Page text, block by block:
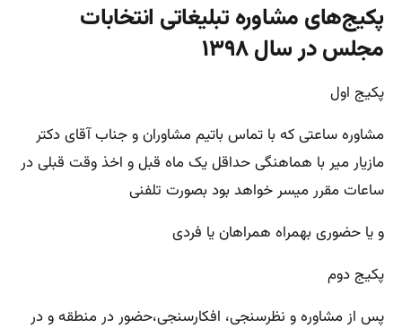
پکیج‌های مشاوره تبلیغاتی انتخابات
مجلس در سال ۱۳۹۸
پکیج اول
مشاوره ساعتی که با تماس باتیم مشاوران و جناب آقای دکتر
مازیار میر با هماهنگی حداقل یک ماه قبل و اخذ وقت قبلی در
ساعات مقرر میسر خواهد بود بصورت تلفنی
و یا حضوری بهمراه همراهان یا فردی
پکیج دوم
پس از مشاوره و نظرسنجی، افکارسنجی،حضور در منطقه و در